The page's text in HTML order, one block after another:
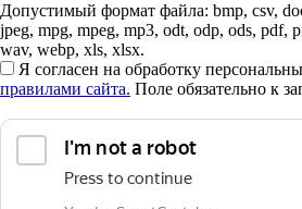
Допустимый формат файла: bmp, csv,
jpeg, mpg, mpeg, mp3, odt, odp, ods, pdf,
wav, webp, xls, xlsx.
Я согласен на обработку
правилами сайта. Поле обязательно к